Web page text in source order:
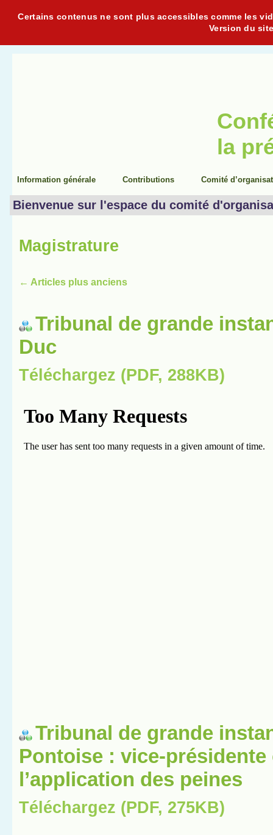
Certains contenus ne sont plus accessibles comme les
Version du
la
Information générale Contributions Comité
Bienvenue sur l'espace du comité
Magistrature
← Articles plus anciens
Tribunal de grande
Duc
Téléchargez (PDF, 288KB)
Tribunal de grande
Pontoise : vice-présidente
l’application des peines
Téléchargez (PDF, 275KB)